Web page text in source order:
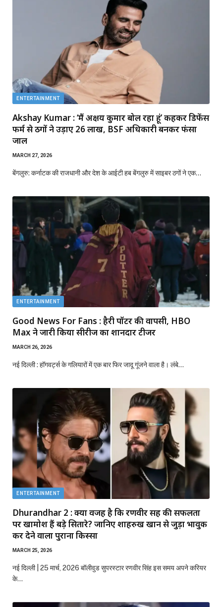
ENTERTAINMENT
Akshay Kumar : ‘मैं अक्षय कुमार बोल रहा हूं’ कहकर डिफेंस
फर्म से ठगों ने उड़ाए 26 लाख, BSF अधिकारी बनकर फंसा
जाल
MARCH 27, 2026
बेंगलुरु: कर्नाटक की राजधानी और देश के आईटी हब बेंगलुरु में साइबर ठगों ने एक…
ENTERTAINMENT
Good News For Fans : हैरी पॉटर की वापसी, HBO
Max ने जारी किया सीरीज का शानदार टीजर
MARCH 26, 2026
नई दिल्ली : हॉगवर्ट्स के गलियारों में एक बार फिर जादू गूंजने वाला है। लंबे…
ENTERTAINMENT
Dhurandhar 2 : क्या वजह है कि रणवीर सिंह की सफलता
पर खामोश हैं बड़े सितारे? जानिए शाहरुख खान से जुड़ा भावुक
कर देने वाला पुराना किस्सा
MARCH 25, 2026
नई दिल्ली | 25 मार्च, 2026 बॉलीवुड सुपरस्टार रणवीर सिंह इस समय अपने करियर
के…